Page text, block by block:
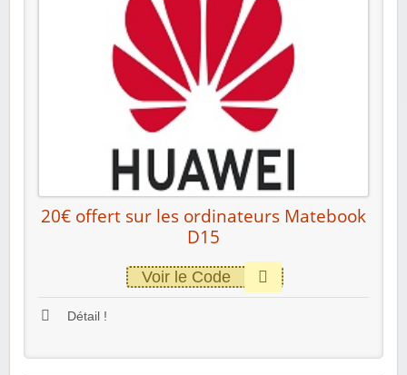
20€ offert sur les ordinateurs Matebook
D15
Voir le Code
Détail !